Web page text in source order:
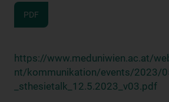
PDF
https://www.meduniwien.ac.at/
nt/kommunikation/events/2023/
_sthesietalk_12.5.2023_v03.pdf